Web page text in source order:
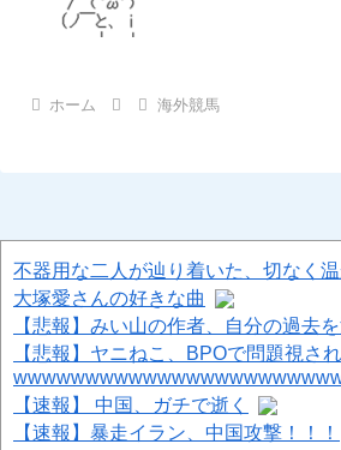
ホーム 海外競馬
不器用な二人が辿り着いた、切なく
大塚愛さんの好きな曲
【悲報】みい山の作者、自分の過去
【悲報】ヤニねこ、BPOで問題視さ
【速報】 中国、ガチで逝く
【速報】暴走イラン、中国攻撃！！！